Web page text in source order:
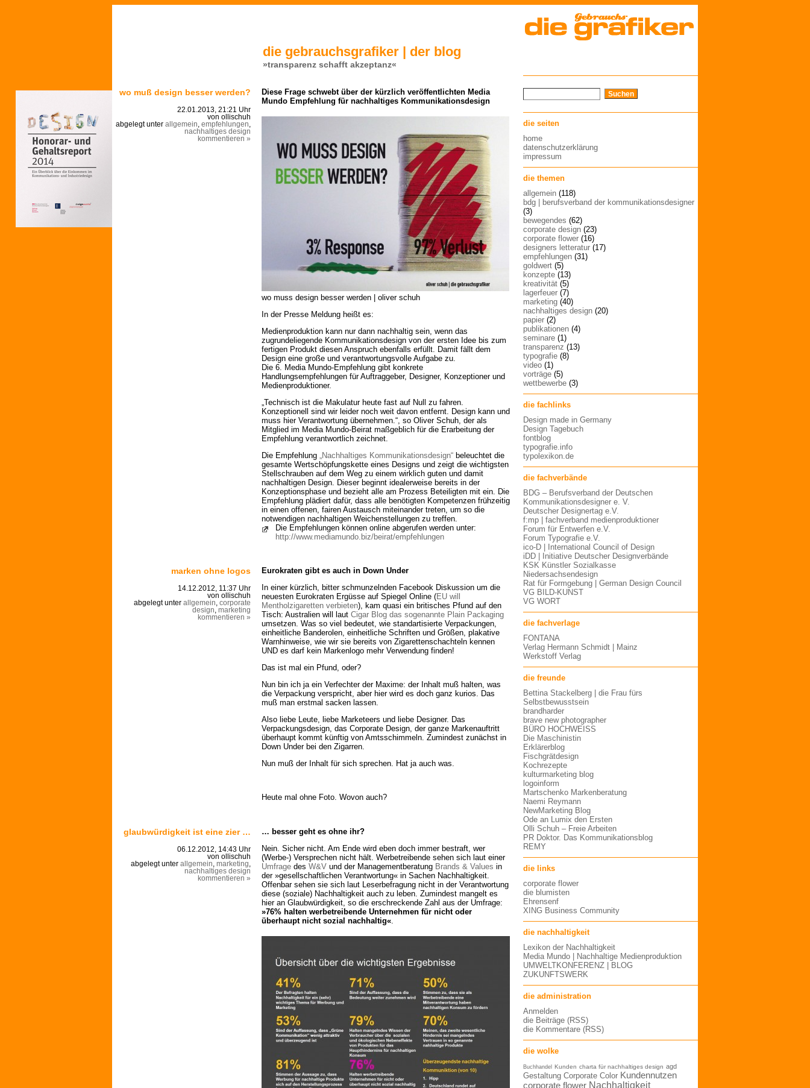
die gebrauchsgrafiker | der blog
»transparenz schafft akzeptanz«
wo muß design besser werden?
22.01.2013, 21:21 Uhr
von ollischuh
abgelegt unter allgemein empfehlungen
nachhaltiges design
kommentieren »
Diese Frage schwebt über der kürzlich veröffentlichten Media
Mundo Empfehlung für nachhaltiges Kommunikationsdesign
wo muss design besser werden | oliver schuh
In der Presse Meldung heißt es:
Medienproduktion kann nur dann nachhaltig sein, wenn das
zugrundeliegende Kommunikationsdesign von der ersten Idee bis zum
fertigen Produkt diesen Anspruch ebenfalls erfüllt. Damit fällt dem
Design eine große und verantwortungsvolle Aufgabe zu.
Die 6. Media Mundo-Empfehlung gibt konkrete
Handlungsempfehlungen für Auftraggeber, Designer, Konzeptioner und
Medienproduktioner.
„Technisch ist die Makulatur heute fast auf Null zu fahren.
Konzeptionell sind wir leider noch weit davon entfernt. Design kann und
muss hier Verantwortung übernehmen.“, so Oliver Schuh, der als
Mitglied im Media Mundo-Beirat maßgeblich für die Erarbeitung der
Empfehlung verantwortlich zeichnet.
Die Empfehlung „Nachhaltiges Kommunikationsdesign“ beleuchtet die
gesamte Wertschöpfungskette eines Designs und zeigt die wichtigsten
Stellschrauben auf dem Weg zu einem wirklich guten und damit
nachhaltigen Design. Dieser beginnt idealerweise bereits in der
Konzeptionsphase und bezieht alle am Prozess Beteiligten mit ein. Die
Empfehlung plädiert dafür, dass alle benötigten Kompetenzen frühzeitig
in einen offenen, fairen Austausch miteinander treten, um so die
notwendigen nachhaltigen Weichenstellungen zu treffen.
Die Empfehlungen können online abgerufen werden unter:
http://www.mediamundo.biz/beirat/empfehlungen
marken ohne logos
14.12.2012, 11:37 Uhr
von ollischuh
abgelegt unter allgemein corporate
design marketing
kommentieren »
Eurokraten gibt es auch in Down Under
In einer kürzlich, bitter schmunzelnden Facebook Diskussion um die
neuesten Eurokraten Ergüsse auf Spiegel Online (EU will
Mentholzigaretten verbieten), kam quasi ein britisches Pfund auf den
Tisch: Australien will laut Cigar Blog das sogenannte Plain Packaging
umsetzen. Was so viel bedeutet, wie standartisierte Verpackungen,
einheitliche Banderolen, einheitliche Schriften und Größen, plakative
Warnhinweise, wie wir sie bereits von Zigarettenschachteln kennen
UND es darf kein Markenlogo mehr Verwendung finden!
Das ist mal ein Pfund, oder?
Nun bin ich ja ein Verfechter der Maxime: der Inhalt muß halten, was
die Verpackung verspricht, aber hier wird es doch ganz kurios. Das
muß man erstmal sacken lassen.
Also liebe Leute, liebe Marketeers und liebe Designer. Das
Verpackungsdesign, das Corporate Design, der ganze Markenauftritt
überhaupt kommt künftig von Amtsschimmeln. Zumindest zunächst in
Down Under bei den Zigarren.
Nun muß der Inhalt für sich sprechen. Hat ja auch was.
Heute mal ohne Foto. Wovon auch?
glaubwürdigkeit ist eine zier …
06.12.2012, 14:43 Uhr
von ollischuh
abgelegt unter allgemein marketing
nachhaltiges design
kommentieren »
… besser geht es ohne ihr?
Nein. Sicher nicht. Am Ende wird eben doch immer bestraft, wer
(Werbe-) Versprechen nicht hält. Werbetreibende sehen sich laut einer
Umfrage des W&V und der Managementberatung Brands & Values in
der »gesellschaftlichen Verantwortung« in Sachen Nachhaltigkeit.
Offenbar sehen sie sich laut Leserbefragung nicht in der Verantwortung
diese (soziale) Nachhaltigkeit auch zu leben. Zumindest mangelt es
hier an Glaubwürdigkeit, so die erschreckende Zahl aus der Umfrage:
»76% halten werbetreibende Unternehmen für nicht oder
überhaupt nicht sozial nachhaltig«
die seiten
home
datenschutzerklärung
impressum
die themen
allgemein (118)
bdg | berufsverband der kommunikationsdesigner
(3)
bewegendes (62)
corporate design (23)
corporate flower (16)
designers letteratur (17)
empfehlungen (31)
goldwert (5)
konzepte (13)
kreativität (5)
lagerfeuer (7)
marketing (40)
nachhaltiges design (20)
papier (2)
publikationen (4)
seminare (1)
transparenz (13)
typografie (8)
video (1)
vorträge (5)
wettbewerbe (3)
die fachlinks
Design made in Germany
Design Tagebuch
fontblog
typografie.info
typolexikon.de
die fachverbände
BDG – Berufsverband der Deutschen
Kommunikationsdesigner e. V.
Deutscher Designertag e.V.
f:mp | fachverband medienproduktioner
Forum für Entwerfen e.V.
Forum Typografie e.V.
ico-D | International Council of Design
iDD | Initiative Deutscher Designverbände
KSK Künstler Sozialkasse
Niedersachsendesign
Rat für Formgebung | German Design Council
VG BILD-KUNST
VG WORT
die fachverlage
FONTANA
Verlag Hermann Schmidt | Mainz
Werkstoff Verlag
die freunde
Bettina Stackelberg | die Frau fürs
Selbstbewusstsein
brandharder
brave new photographer
BÜRO HOCHWEISS
Die Maschinistin
Erklärerblog
Fischgrätdesign
Kochrezepte
kulturmarketing blog
logoinform
Martschenko Markenberatung
Naemi Reymann
NewMarketing Blog
Ode an Lumix den Ersten
Olli Schuh – Freie Arbeiten
PR Doktor. Das Kommunikationsblog
REMY
die links
corporate flower
die blumisten
Ehrensenf
XING Business Community
die nachhaltigkeit
Lexikon der Nachhaltigkeit
Media Mundo | Nachhaltige Medienproduktion
UMWELTKONFERENZ | BLOG
ZUKUNFTSWERK
die administration
Anmelden
die Beiträge (RSS)
die Kommentare (RSS)
die wolke
Buchhandel Kunden charta für nachhaltiges design agd
Gestaltung Corporate Color Kundennutzen
corporate flower Nachhaltigkeit